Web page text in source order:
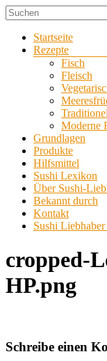
Zum
Inhalt
springen
Sushi-
Liebhaber
Sushi
selber
Menü
Startseite
Rezepte
Fisch
Fleisch
Moderne
Grundlagen
Produkte
Hilfsmittel
Sushi Lexikon
Über Sushi-
Bekannt durch
Kontakt
Sushi
cropped-
HP.png
Schreibe einen